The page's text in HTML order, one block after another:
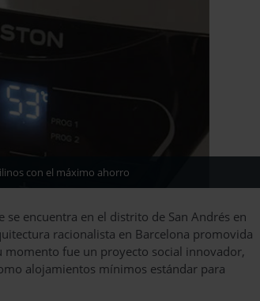
con el máximo ahorro
encuentra en el distrito de San Andrés en
racionalista en Barcelona promovida
momento fue un proyecto social innovador,
alojamientos mínimos estándar para